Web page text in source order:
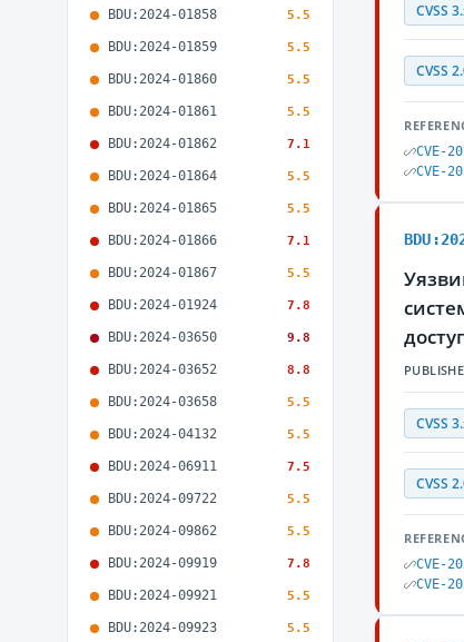
BDU:2024-01858 5.5
BDU:2024-01859 5.5
BDU:2024-01860 5.5
BDU:2024-01861 5.5
BDU:2024-01862 7.1
BDU:2024-01864 5.5
BDU:2024-01865 5.5
BDU:2024-01866 7.1
BDU:2024-01867 5.5
BDU:2024-01924 7.8
BDU:2024-03650 9.8
BDU:2024-03652 8.8
BDU:2024-03658 5.5
BDU:2024-04132 5.5
BDU:2024-06911 7.5
BDU:2024-09722 5.5
BDU:2024-09862 5.5
BDU:2024-09919 7.8
BDU:2024-09921 5.5
BDU:2024-09923 5.5
CVSS
CVSS
CVE-
CVE-
CVSS
CVSS
CVE-
CVE-